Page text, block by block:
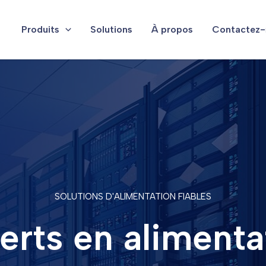
Produits Solutions À propos Contactez-
SOLUTIONS D'ALIMENTATION FIABLES
en